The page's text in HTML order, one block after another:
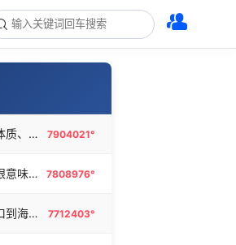
人民的健康、体质、幸福一脉相承 7904021°
台风白海豚闭眼意味着什么 7808976°
台风天一家四口到海边 男孩被浪卷走 7712403°